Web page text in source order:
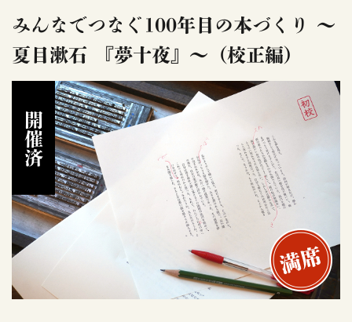
みんなでつなぐ100年目の本づくり ～
夏目漱石 『夢十夜』～（校正編）
開催済